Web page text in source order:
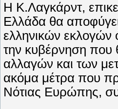
H K.Λαγκάρντ,
Eλλάδα θα
ελληνικών εκλογών
την κυβέρνηση
αλλαγών και των
ακόμα μέτρα που
Nότιας Eυρώπης,